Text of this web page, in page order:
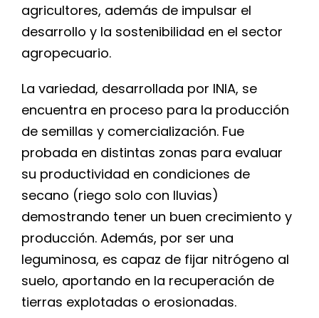
agricultores, además de impulsar el
desarrollo y la sostenibilidad en el sector
agropecuario.
La variedad, desarrollada por INIA, se
encuentra en proceso para la producción
de semillas y comercialización. Fue
probada en distintas zonas para evaluar
su productividad en condiciones de
secano (riego solo con lluvias)
demostrando tener un buen crecimiento y
producción. Además, por ser una
leguminosa, es capaz de fijar nitrógeno al
suelo, aportando en la recuperación de
tierras explotadas o erosionadas.